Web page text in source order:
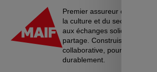
Premier assureur du monde
la culture et du secteur
aux échanges solidaires, à
partage. Construisons une
collaborative, pour vivre
durablement.